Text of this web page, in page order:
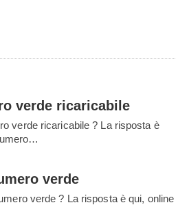
verde ricaricabile
verde ricaricabile ? La risposta è
verde
verde ? La risposta è qui, online